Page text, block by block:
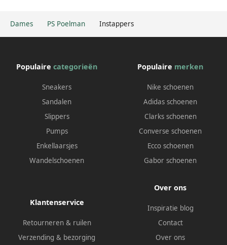
Dames PS Poelman Instappers
Populaire categorieën
Sneakers
Sandalen
Slippers
Pumps
Enkellaarsjes
Wandelschoenen
Populaire merken
Nike schoenen
Adidas schoenen
Clarks schoenen
Converse schoenen
Ecco schoenen
Gabor schoenen
Klantenservice
Retourneren & ruilen
Verzending & bezorging
Over ons
Inspiratie blog
Contact
Over ons